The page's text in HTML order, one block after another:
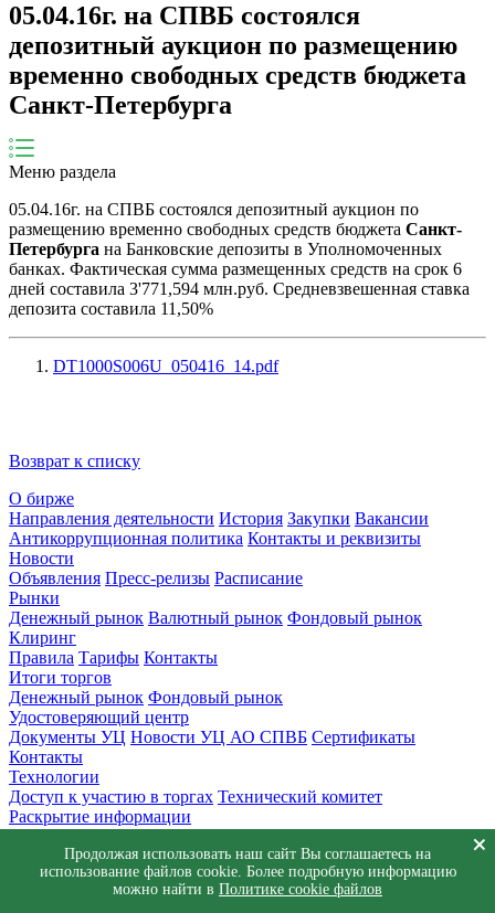
05.04.16г. на СПВБ состоялся
депозитный аукцион по размещению
временно свободных средств бюджета
Санкт-Петербурга
Меню раздела
05.04.16г. на СПВБ состоялся депозитный аукцион по
размещению временно свободных средств бюджета Санкт-
Петербурга на Банковские депозиты в Уполномоченных
банках. Фактическая сумма размещенных средств на срок 6
дней составила 3'771,594 млн.руб. Средневзвешенная ставка
депозита составила 11,50%
DT1000S006U_050416_14.pdf
Возврат к списку
О бирже
Направления деятельности История Закупки Вакансии
Антикоррупционная политика Контакты и реквизиты
Новости
Объявления Пресс-релизы Расписание
Рынки
Денежный рынок Валютный рынок Фондовый рынок
Клиринг
Правила Тарифы Контакты
Итоги торгов
Денежный рынок Фондовый рынок
Удостоверяющий центр
Документы УЦ Новости УЦ АО СПВБ Сертификаты
Контакты
Технологии
Доступ к участию в торгах Технический комитет
Раскрытие информации
Обращения Заявка в техническую поддержку
© АО СПВБ 2016-2026. Все права защищены.
+7 (812) 655-74-00 info@spvb.ru
Продолжая использовать наш сайт Вы соглашаетесь на
использование файлов cookie. Более подробную информацию
можно найти в Политике cookie файлов